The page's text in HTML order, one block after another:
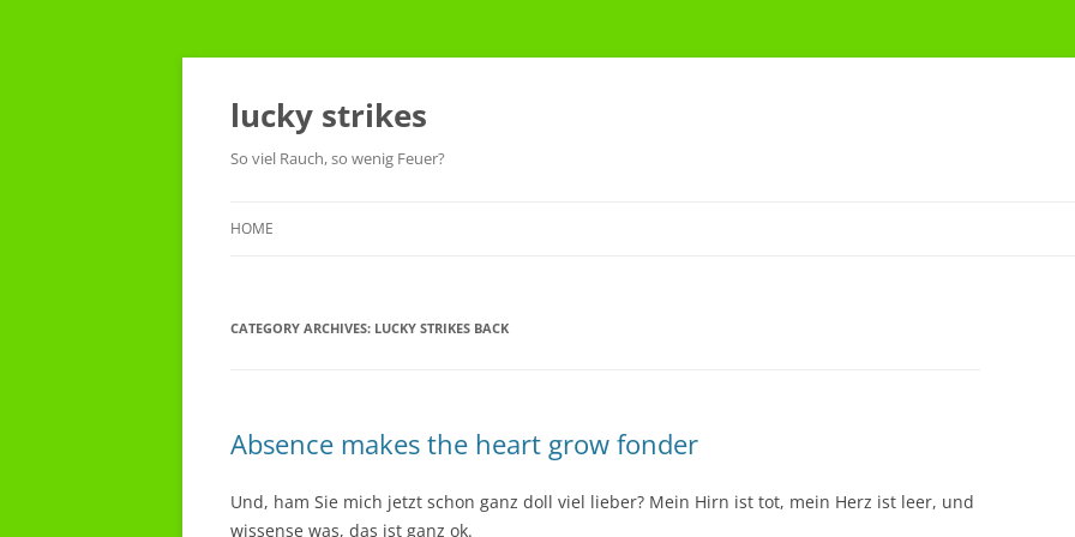
Skip
content
lucky strikes
So viel Rauch, so wenig Feuer?
HOME
CATEGORY ARCHIVES: LUCKY STRIKES BACK
Absence makes the heart grow fonder
Und, ham Sie mich jetzt schon ganz doll viel lieber? Mein Hirn ist tot, mein Herz ist leer, und
wissense was, das ist ganz ok.